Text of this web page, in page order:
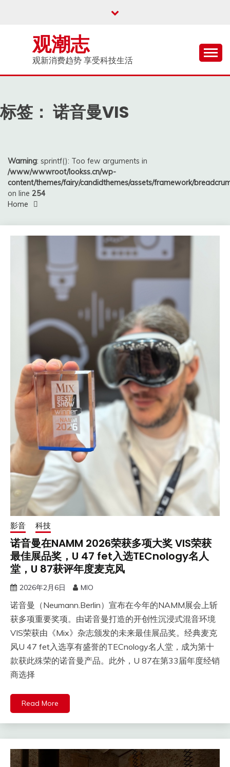
观潮志
观新消费趋势 享受科技生活
标签： 诺音曼VIS
Warning: sprintf(): Too few arguments in
/www/wwwroot/lookss.cn/wp-
content/themes/fairy/candidthemes/assets/framework/
on line 254
Home
影音 科技
诺音曼在NAMM 2026荣获多项大奖 VIS荣获
最佳展品奖，U 47 fet入选TECnology名人
堂，U 87获评年度麦克风
2026年2月6日 MIO
诺音曼（Neumann.Berlin）宣布在今年的NAMM展会上斩
获多项重要奖项。由诺音曼打造的开创性沉浸式混音环境
VIS荣获由《Mix》杂志颁发的未来最佳展品奖。经典麦克
风U 47 fet入选享有盛誉的TECnology名人堂，成为第十
款获此殊荣的诺音曼产品。此外，U 87在第33届年度经销
商选择
Read More